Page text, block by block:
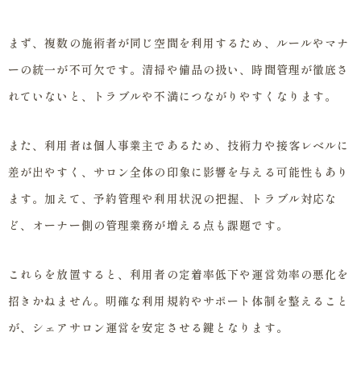
まず、複数の施術者が同じ空間を利用するため、ルールやマナ
ーの統一が不可欠です。清掃や備品の扱い、時間管理が徹底さ
れていないと、トラブルや不満につながりやすくなります。
また、利用者は個人事業主であるため、技術力や接客レベルに
差が出やすく、サロン全体の印象に影響を与える可能性もあり
ます。加えて、予約管理や利用状況の把握、トラブル対応な
ど、オーナー側の管理業務が増える点も課題です。
これらを放置すると、利用者の定着率低下や運営効率の悪化を
招きかねません。明確な利用規約やサポート体制を整えること
が、シェアサロン運営を安定させる鍵となります。